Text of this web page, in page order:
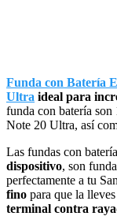
Funda con Batería
Ultra ideal para
funda con batería
Note 20 Ultra, así
Las fundas con
dispositivo, son
perfectamente a tu
fino para que la
terminal contra